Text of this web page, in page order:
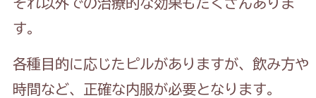
それ以外での治療的な効果もたくさんありま
す。
各種目的に応じたピルがありますが、飲み方や
時間など、正確な内服が必要となります。